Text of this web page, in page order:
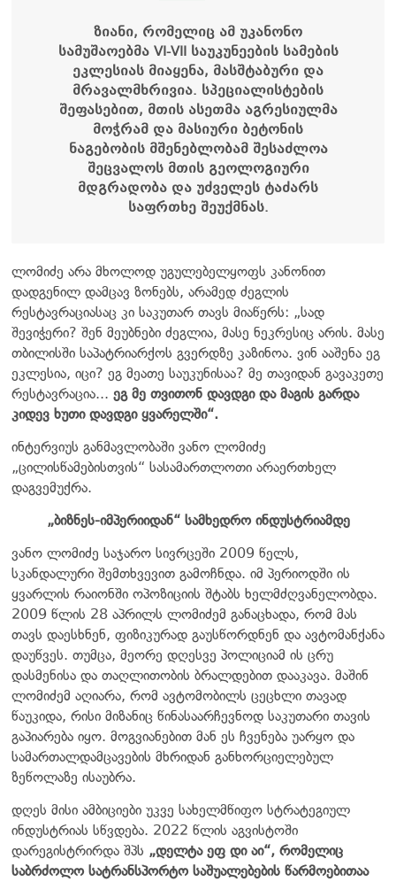
ზიანი, რომელიც ამ უკანონო
სამუშაოებმა VI-VII საუკუნეების სამების
ეკლესიას მიაყენა, მასშტაბური და
მრავალმხრივია. სპეციალისტების
შეფასებით, მთის ასეთმა აგრესიულმა
მოჭრამ და მასიური ბეტონის
ნაგებობის მშენებლობამ შესაძლოა
შეცვალოს მთის გეოლოგიური
მდგრადობა და უძველეს ტაძარს
საფრთხე შეუქმნას.
ლომიძე არა მხოლოდ უგულებელყოფს კანონით
დადგენილ დამცავ ზონებს, არამედ ძეგლის
რესტავრაციასაც კი საკუთარ თავს მიაწერს: „სად
შევიჭერი? შენ მეუბნები ძეგლია, მასე ნეკრესიც არის. მასე
თბილისში საპატრიარქოს გვერდზე კაზინოა. ვინ ააშენა ეგ
ეკლესია, იცი? ეგ მეათე საუკუნისაა? მე თავიდან გავაკეთე
რესტავრაცია... ეგ მე თვითონ დავდგი და მაგის გარდა
კიდევ ხუთი დავდგი ყვარელში“.
ინტერვიუს განმავლობაში ვანო ლომიძე
„ცილისწამებისთვის“ სასამართლოთი არაერთხელ
დაგვემუქრა.
„ბიზნეს-იმპერიიდან“ სამხედრო ინდუსტრიამდე
ვანო ლომიძე საჯარო სივრცეში 2009 წელს,
სკანდალური შემთხვევით გამოჩნდა. იმ პერიოდში ის
ყვარლის რაიონში ოპოზიციის შტაბს ხელმძღვანელობდა.
2009 წლის 28 აპრილს ლომიძემ განაცხადა, რომ მას
თავს დაესხნენ, ფიზიკურად გაუსწორდნენ და ავტომანქანა
დაუწვეს. თუმცა, მეორე დღესვე პოლიციამ ის ცრუ
დასმენისა და თაღლითობის ბრალდებით დააკავა. მაშინ
ლომიძემ აღიარა, რომ ავტომობილს ცეცხლი თავად
წაუკიდა, რისი მიზანიც წინასაარჩევნოდ საკუთარი თავის
გაპიარება იყო. მოგვიანებით მან ეს ჩვენება უარყო და
სამართალდამცავების მხრიდან განხორციელებულ
ზეწოლაზე ისაუბრა.
დღეს მისი ამბიციები უკვე სახელმწიფო სტრატეგიულ
ინდუსტრიას სწვდება. 2022 წლის აგვისტოში
დარეგისტრირდა შპს „დელტა ეფ დი აი“, რომელიც
საბრძოლო სატრანსპორტო საშუალებების წარმოებითაა